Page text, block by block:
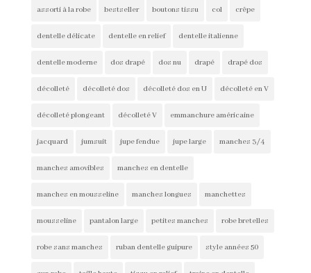
assorti à la robe bestseller boutons tissu col crêpe
dentelle délicate dentelle en relief dentelle italienne
dentelle moderne dos drapé dos nu drapé drapé dos
décolleté décolleté dos décolleté dos en U décolleté en V
décolleté plongeant décolleté V emmanchure américaine
jacquard jumsuit jupe fendue jupe large manches 3/4
manches amovibles manches en dentelle
manches en mousseline manches longues manchettes
mousseline pantalon large petites manches robe bretelles
robe sans manches ruban dentelle guipure style années 50